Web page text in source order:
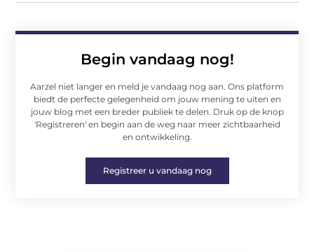
Begin vandaag nog!
Aarzel niet langer en meld je vandaag nog aan. Ons platform
biedt de perfecte gelegenheid om jouw mening te uiten en
jouw blog met een breder publiek te delen. Druk op de knop
'Registreren' en begin aan de weg naar meer zichtbaarheid
en ontwikkeling.
Registreer u vandaag nog